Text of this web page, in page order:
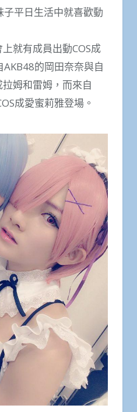
平日生活中就喜歡動
就有成員出動COS成
的岡田奈奈與自
姆和雷姆，而來自
成愛蜜莉雅登場。